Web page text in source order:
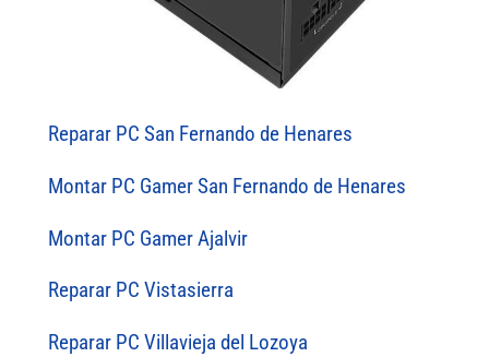
Reparar PC San Fernando de Henares
Montar PC Gamer San Fernando de Henares
Montar PC Gamer Ajalvir
Reparar PC Vistasierra
Reparar PC Villavieja del Lozoya